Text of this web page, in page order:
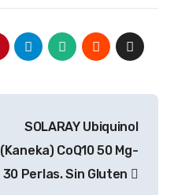
SOLARAY Ubiquinol
(Kaneka) CoQ10 50 Mg-
30 Perlas. Sin Gluten